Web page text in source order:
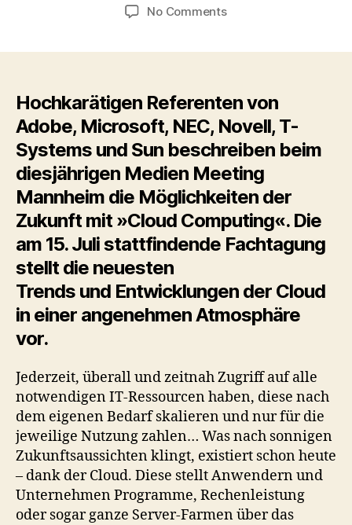
No Commentson
der
»Cloud«
Hochkarätigen Referenten von
Adobe, Microsoft, NEC, Novell, T-
Systems und Sun beschreiben beim
diesjährigen Medien Meeting
Mannheim die Möglichkeiten der
Zukunft mit »Cloud Computing«. Die
am 15. Juli stattfindende Fachtagung
stellt die neuesten
Trends und Entwicklungen der Cloud
in einer angenehmen Atmosphäre
vor.
Jederzeit, überall und zeitnah Zugriff auf alle
notwendigen IT‐Ressourcen haben, diese nach
dem eigenen Bedarf skalieren und nur für die
jeweilige Nutzung zahlen… Was nach sonnigen
Zukunftsaussichten klingt, existiert schon heute
– dank der Cloud. Diese stellt Anwendern und
Unternehmen Programme, Rechenleistung
oder sogar ganze Server-Farmen über das